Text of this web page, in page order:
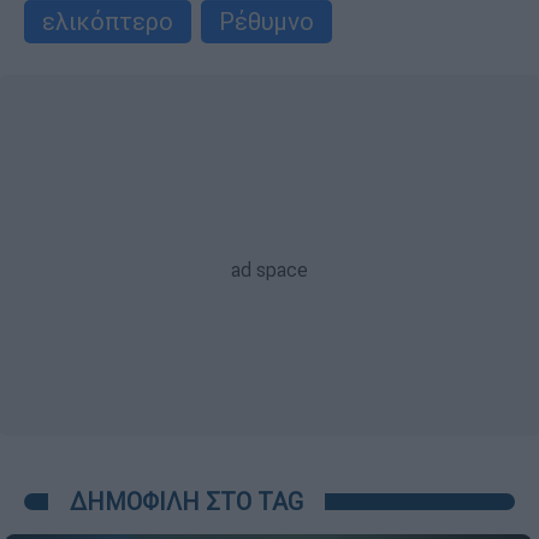
ελικόπτερο
Ρέθυμνο
ΔΗΜΟΦΙΛΗ ΣΤΟ TAG